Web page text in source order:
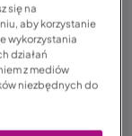
(EKUZ)
z publicznej
pobytu
się na
aby korzystanie
wykorzystania
działań
z mediów
niezbędnych do